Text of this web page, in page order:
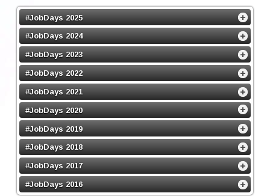
#JobDays 2025
#JobDays 2024
#JobDays 2023
#JobDays 2022
#JobDays 2021
#JobDays 2020
#JobDays 2019
#JobDays 2018
#JobDays 2017
#JobDays 2016